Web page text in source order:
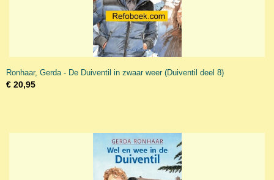
Ronhaar, Gerda - De Duiventil in zwaar weer (Duiventil deel 8)
€ 20,95